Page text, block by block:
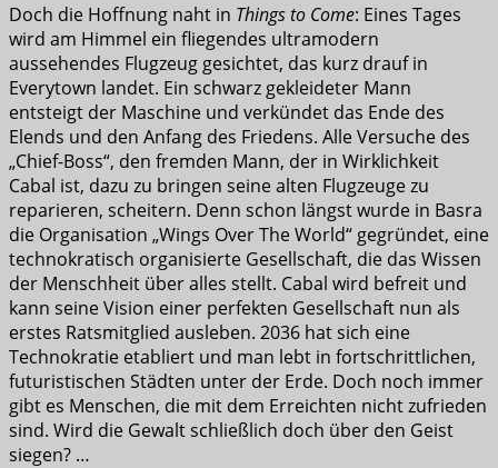
Doch die Hoffnung naht in Things to Come: Eines Tages
wird am Himmel ein fliegendes ultramodern
aussehendes Flugzeug gesichtet, das kurz drauf in
Everytown landet. Ein schwarz gekleideter Mann
entsteigt der Maschine und verkündet das Ende des
Elends und den Anfang des Friedens. Alle Versuche des
„Chief-Boss“, den fremden Mann, der in Wirklichkeit
Cabal ist, dazu zu bringen seine alten Flugzeuge zu
reparieren, scheitern. Denn schon längst wurde in Basra
die Organisation „Wings Over The World“ gegründet, eine
technokratisch organisierte Gesellschaft, die das Wissen
der Menschheit über alles stellt. Cabal wird befreit und
kann seine Vision einer perfekten Gesellschaft nun als
erstes Ratsmitglied ausleben. 2036 hat sich eine
Technokratie etabliert und man lebt in fortschrittlichen,
futuristischen Städten unter der Erde. Doch noch immer
gibt es Menschen, die mit dem Erreichten nicht zufrieden
sind. Wird die Gewalt schließlich doch über den Geist
siegen? …